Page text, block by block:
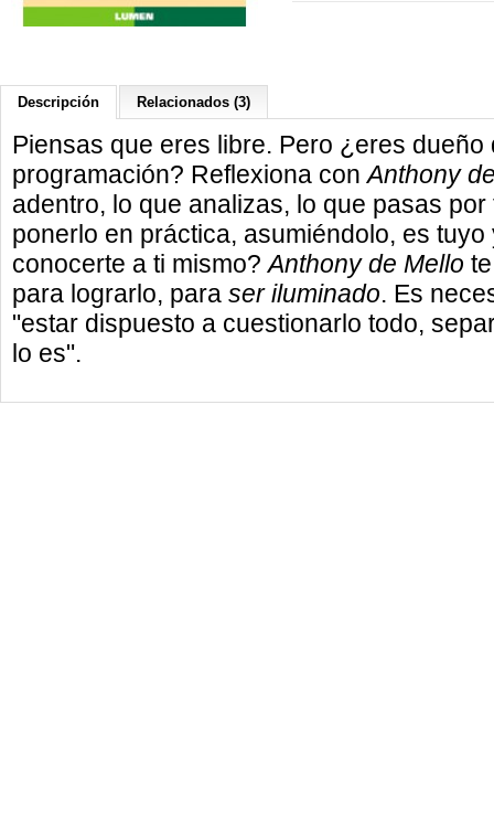
Descripción Relacionados (3)
Piensas que eres libre. Pero ¿eres dueño
programación? Reflexiona conAnthony
adentro, lo que analizas, lo que pasas
ponerlo en práctica, asumiéndolo, es
conocerte a ti mismo?Anthony de Mello
para lograrlo, para ser iluminado. Es
"estar dispuesto a cuestionarlo todo,
lo es".